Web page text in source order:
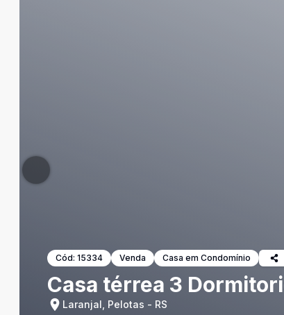
Cód: 15334 Venda Casa em Condomínio
Casa térrea 3
Laranjal, Pelotas - RS